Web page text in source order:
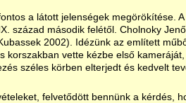
a látott jelenségek megörökítése.
század második felétől. Cholnoky
2002). Idézünk az említett
korszakban vette kézbe első
széles körben elterjedt és kedvelt
felvetődött bennünk a kérdés,